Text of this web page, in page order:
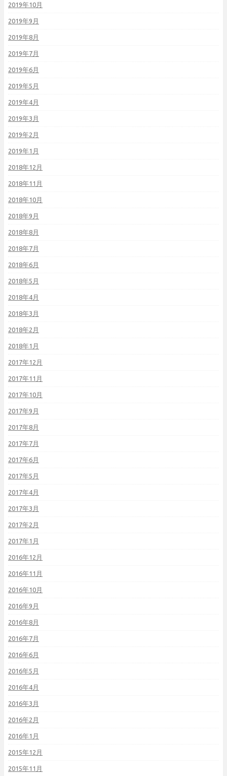
2019年10月
2019年9月
2019年8月
2019年7月
2019年6月
2019年5月
2019年4月
2019年3月
2019年2月
2019年1月
2018年12月
2018年11月
2018年10月
2018年9月
2018年8月
2018年7月
2018年6月
2018年5月
2018年4月
2018年3月
2018年2月
2018年1月
2017年12月
2017年11月
2017年10月
2017年9月
2017年8月
2017年7月
2017年6月
2017年5月
2017年4月
2017年3月
2017年2月
2017年1月
2016年12月
2016年11月
2016年10月
2016年9月
2016年8月
2016年7月
2016年6月
2016年5月
2016年4月
2016年3月
2016年2月
2016年1月
2015年12月
2015年11月